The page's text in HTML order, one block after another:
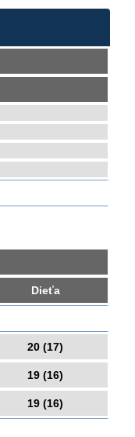
Dieťa
20 (17)
19 (16)
19 (16)